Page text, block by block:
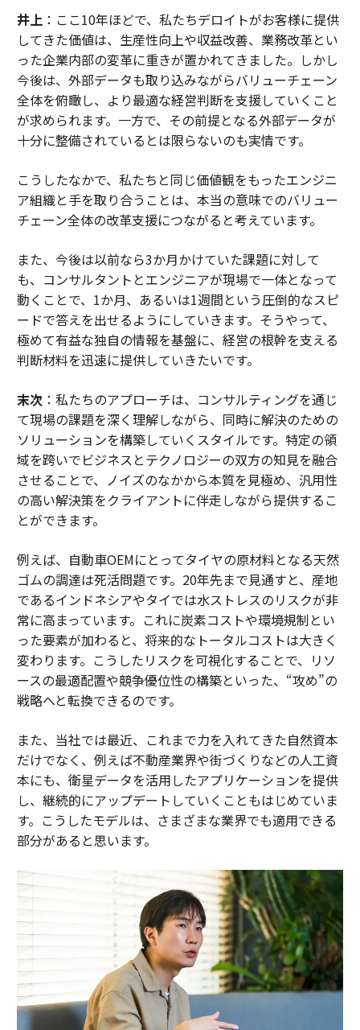
井上：ここ10年ほどで、私たちデロイトがお客様に提供
してきた価値は、生産性向上や収益改善、業務改革とい
った企業内部の変革に重きが置かれてきました。しかし
今後は、外部データも取り込みながらバリューチェーン
全体を俯瞰し、より最適な経営判断を支援していくこと
が求められます。一方で、その前提となる外部データが
十分に整備されているとは限らないのも実情です。
こうしたなかで、私たちと同じ価値観をもったエンジニ
ア組織と手を取り合うことは、本当の意味でのバリュー
チェーン全体の改革支援につながると考えています。
また、今後は以前なら3か月かけていた課題に対して
も、コンサルタントとエンジニアが現場で一体となって
動くことで、1か月、あるいは1週間という圧倒的なスピ
ードで答えを出せるようにしていきます。そうやって、
極めて有益な独自の情報を基盤に、経営の根幹を支える
判断材料を迅速に提供していきたいです。
末次：私たちのアプローチは、コンサルティングを通じ
て現場の課題を深く理解しながら、同時に解決のための
ソリューションを構築していくスタイルです。特定の領
域を跨いでビジネスとテクノロジーの双方の知見を融合
させることで、ノイズのなかから本質を見極め、汎用性
の高い解決策をクライアントに伴走しながら提供するこ
とができます。
例えば、自動車OEMにとってタイヤの原材料となる天然
ゴムの調達は死活問題です。20年先まで見通すと、産地
であるインドネシアやタイでは水ストレスのリスクが非
常に高まっています。これに炭素コストや環境規制とい
った要素が加わると、将来的なトータルコストは大きく
変わります。こうしたリスクを可視化することで、リソ
ースの最適配置や競争優位性の構築といった、“攻め”の
戦略へと転換できるのです。
また、当社では最近、これまで力を入れてきた自然資本
だけでなく、例えば不動産業界や街づくりなどの人工資
本にも、衛星データを活用したアプリケーションを提供
し、継続的にアップデートしていくこともはじめていま
す。こうしたモデルは、さまざまな業界でも適用できる
部分があると思います。